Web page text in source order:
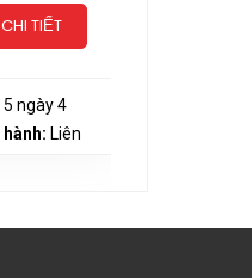
TIẾT
5 ngày 4
hành: Liên